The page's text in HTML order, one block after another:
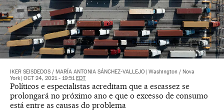
IKER SEISDEDOS / MARÍA ANTONIA SÁNCHEZ-VALLEJO
Washington / Nova
York OCT 24, 2021 - 19:51 EDT
Políticos e especialistas acreditam que a escassez se
prolongará no próximo ano e que o excesso de consumo
está entre as causas do problema